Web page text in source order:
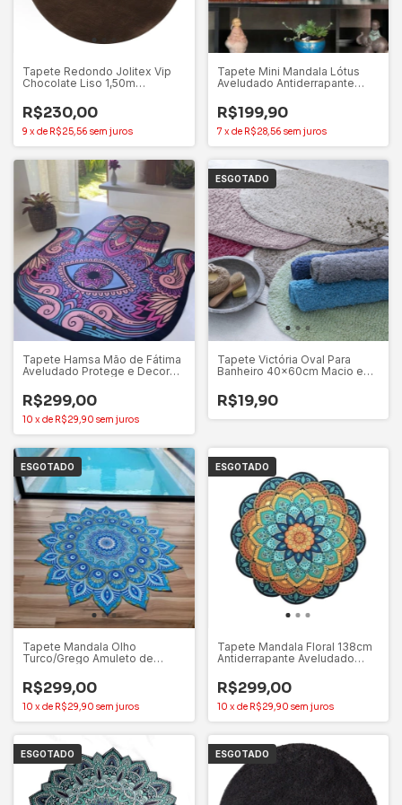
Tapete Redondo Jolitex Vip
Chocolate Liso 1,50m
R$230,00
9 xde R$25,56 sem juros
Tapete Mini Mandala Lótus
Aveludado Antiderrapante
R$199,90
7 xde R$28,56 sem juros
Tapete Hamsa Mão de Fátima
Aveludado Protege e Decora –
R$299,00
10 x de R$29,90 sem juros
ESGOTADO
Tapete Victória Oval Para
Banheiro 40x60cm Macio e
R$19,90
ESGOTADO
Tapete Mandala Olho
Turco/Grego Amuleto de
Store
R$299,00
10 xde R$29,90 sem juros
ESGOTADO
Tapete Mandala Floral 138cm
Antiderrapante Aveludado
R$299,00
10 xde R$29,90 sem juros
ESGOTADO ESGOTADO